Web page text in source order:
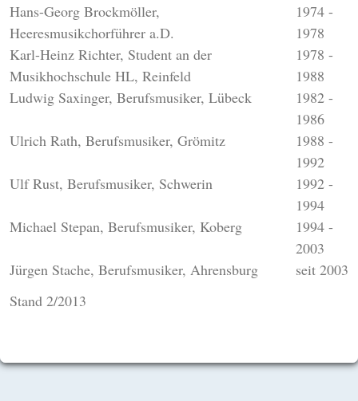
Hans-Georg Brockmöller,
Heeresmusikchorführer a.D.
1974 -
1978
Karl-Heinz Richter, Student an der
Musikhochschule HL, Reinfeld
1978 -
1988
Ludwig Saxinger, Berufsmusiker, Lübeck
1982 -
1986
Ulrich Rath, Berufsmusiker, Grömitz
1988 -
1992
Ulf Rust, Berufsmusiker, Schwerin
1992 -
1994
Michael Stepan, Berufsmusiker, Koberg
1994 -
2003
Jürgen Stache, Berufsmusiker, Ahrensburg
seit 2003
Stand 2/2013